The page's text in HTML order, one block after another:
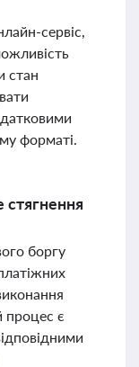
сервіс,
стан
форматі.
стягнення
боргу
процес є